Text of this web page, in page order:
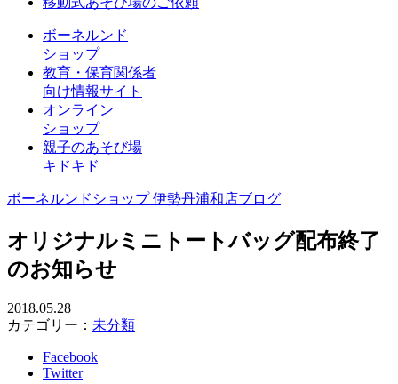
ボーネルンド
ショップ
教育・保育関係者
向け情報サイト
オンライン
ショップ
親子のあそび場
キドキド
ボーネルンドショップ 伊勢丹浦和店ブログ
オリジナルミニトートバッグ配布終了
のお知らせ
2018.05.28
カテゴリー： 未分類
Facebook
Twitter